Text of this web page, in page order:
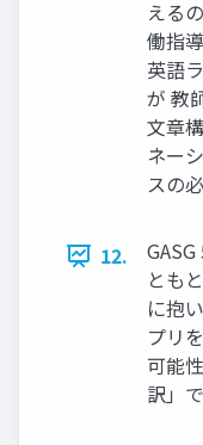
える
働指
英語
が 教
文章
ネー
スの
12.
とも
に抱
プリ
可能
訳」